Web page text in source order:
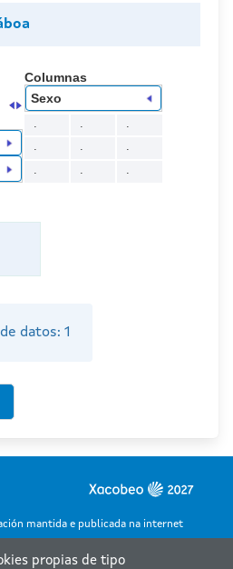
Columnas
Sexo
datos: 1
mantida e publicada na internet
propias de tipo